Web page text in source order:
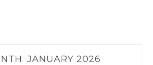
JANUARY 2026